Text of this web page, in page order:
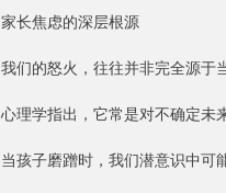
家长焦虑的深层根源
我们的怒火，往往并非完全源于当
心理学指出，它常是对不确定未
当孩子磨蹭时，我们潜意识中